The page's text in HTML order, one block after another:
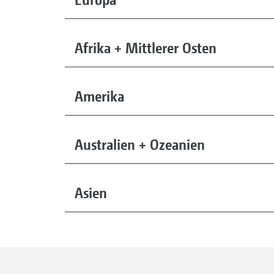
Afrika + Mittlerer Osten
Amerika
Australien + Ozeanien
Asien